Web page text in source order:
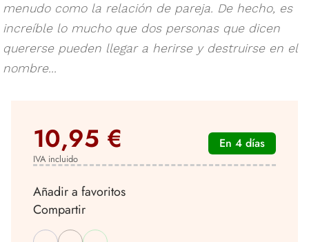
menudo como la relación de pareja. De hecho, es
increíble lo mucho que dos personas que dicen
quererse pueden llegar a herirse y destruirse en el
nombre...
10,95 €
IVA incluido
En 4 días
Añadir a favoritos
Compartir